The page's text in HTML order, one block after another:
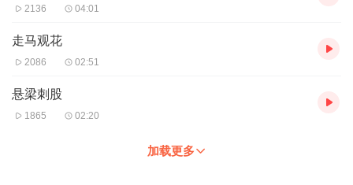
2136 04:01
走马观花
2086 02:51
悬梁刺股
1865 02:20
加载更多